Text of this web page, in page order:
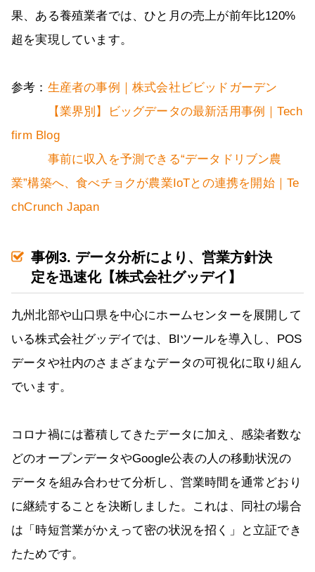
果、ある養殖業者では、ひと月の売上が前年比120%
超を実現しています。
参考： 生産者の事例｜株式会社ビビッドガーデン
【業界別】ビッグデータの最新活用事例｜Tech
firm Blog
事前に収入を予測できる“データドリブン農
業”構築へ、食べチョクが農業IoTとの連携を開始｜Te
chCrunch Japan
事例3. データ分析により、営業方針決
定を迅速化【株式会社グッデイ】
九州北部や山口県を中心にホームセンターを展開して
いる株式会社グッデイでは、BIツールを導入し、POS
データや社内のさまざまなデータの可視化に取り組ん
でいます。
コロナ禍には蓄積してきたデータに加え、感染者数な
どのオープンデータやGoogle公表の人の移動状況の
データを組み合わせて分析し、営業時間を通常どおり
に継続することを決断しました。これは、同社の場合
は「時短営業がかえって密の状況を招く」と立証でき
たためです。